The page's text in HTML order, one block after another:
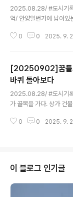
2025.08.28/ #도시기
억/ 안양일번가에 남아있
0 0 2025. 9.
[20250902]꿈틀
바퀴 돌아보다
2025.08.28/ #도시기
가 골목을 가다. 상가 건
가 곳곳에서 진행되며 침
0 0 2025. 9.
이 블로그 인기글